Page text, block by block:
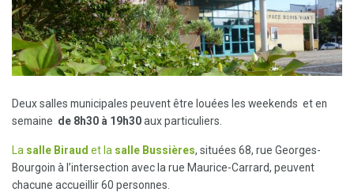
Deux salles municipales peuvent être louées les weekends et en
semaine de 8h30 à 19h30aux particuliers.
La salle Biraud et la salle Bussières, situées 68, rue Georges-
Bourgoin à l’intersection avec la rue Maurice-Carrard, peuvent
chacune accueillir 60 personnes.